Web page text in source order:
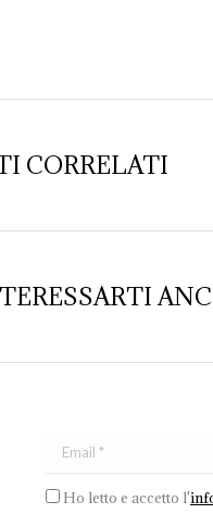
CORRELATI
Ho letto e accetto l'